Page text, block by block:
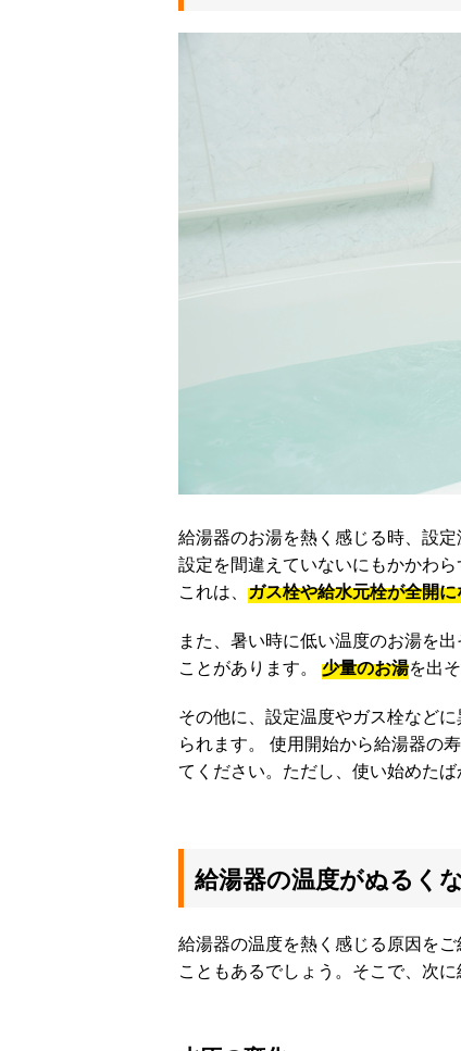
給湯器のお湯を熱く感じる時、設
設定を間違えていないにもかかわ
これは、 ガス栓や給水元栓が全開
また、暑い時に低い温度のお湯を出
ことがあります。 少量のお湯を出
その他に、設定温度やガス栓など
られます。 使用開始から給湯器の
てください。ただし、使い始めた
給湯器の温度がぬるく
給湯器の温度を熱く感じる原因を
こともあるでしょう。そこで、次